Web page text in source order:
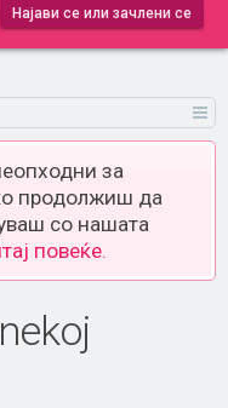
Најави се или зачлени се
за
продолжиш да
со нашата
повеќе.